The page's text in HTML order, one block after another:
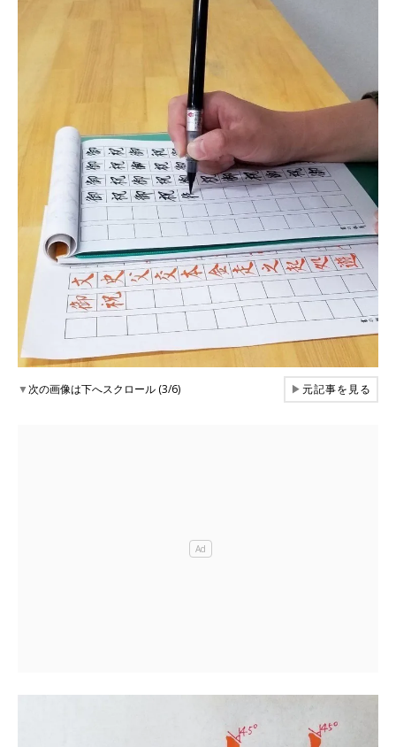
▼次の画像は下へスクロール (3/6) ▶元記事を見る